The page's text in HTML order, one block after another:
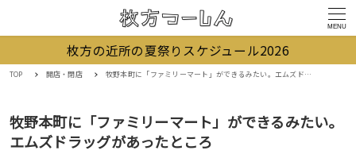
MENU
枚方の近所の夏祭りスケジュール2026
TOP 開店・閉店 牧野本町に「ファミリーマート」ができるみたい。エムズドラッグがあったところ
牧野本町に「ファミリーマート」ができるみたい。
エムズドラッグがあったところ